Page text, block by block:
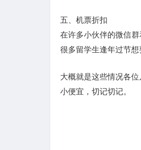
五、机票折扣
在许多小伙伴的微信
很多留学生逢年过节想
大概就是这些情况各
小便宜，切记切记。